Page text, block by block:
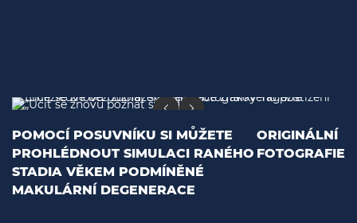
POMOCÍ POSUVNÍKU SI MŮŽETE
PROHLÉDNOUT SIMULACI RANÉHO
STADIA VĚKEM PODMÍNĚNÉ
MAKULÁRNÍ DEGENERACE
ORIGINÁLNÍ
FOTOGRAFIE